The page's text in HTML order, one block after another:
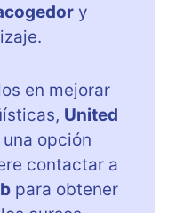
y
en mejorar
United
una opción
contactar a
para obtener